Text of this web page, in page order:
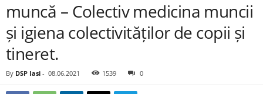
muncă – Colectiv medicina muncii
și igiena colectivităților de copii și
tineret.
By DSP Iasi - 08.06.2021 1539 0